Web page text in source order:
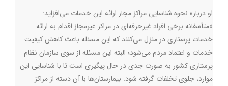
او درباره نحوه شناسایی مراکز مجاز ارائه این خدمات می‌افزاید:
«متأسفانه برخی افراد غیرحرفه‌ای در مراکز غیرمجاز اقدام به ارائه
خدمات پرستاری در منزل می‌کنند که این مسئله باعث کاهش کیفیت
خدمات و اعتماد مردم می‌شود؛ البته این مسئله از سوی سازمان نظام
پرستاری کشور به صورت جدی در حال پیگیری است تا با شناسایی این
موارد، جلوی تخلفات گرفته شود. بیمارستان‌ها با آن دسته از مراکز